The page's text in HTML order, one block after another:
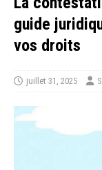
guide
vos droits
juillet 31, 2025